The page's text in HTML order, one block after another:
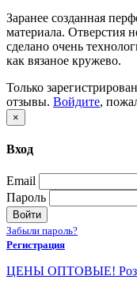
Заранее созданная
материала. Отверстия
сделано очень
как вязаное кружево.
Только
отзывы. Войдите,
×
Вход
Email
Пароль
Войти
Забыли пароль?
Регистрация
ЦЕНЫ ОПТОВЫЕ!